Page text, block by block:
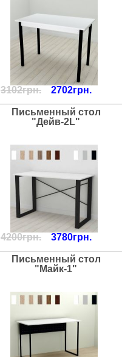
3102грн. 2702грн.
Письменный стол
"Дейв-2L"
4200грн. 3780грн.
Письменный стол
"Майк-1"